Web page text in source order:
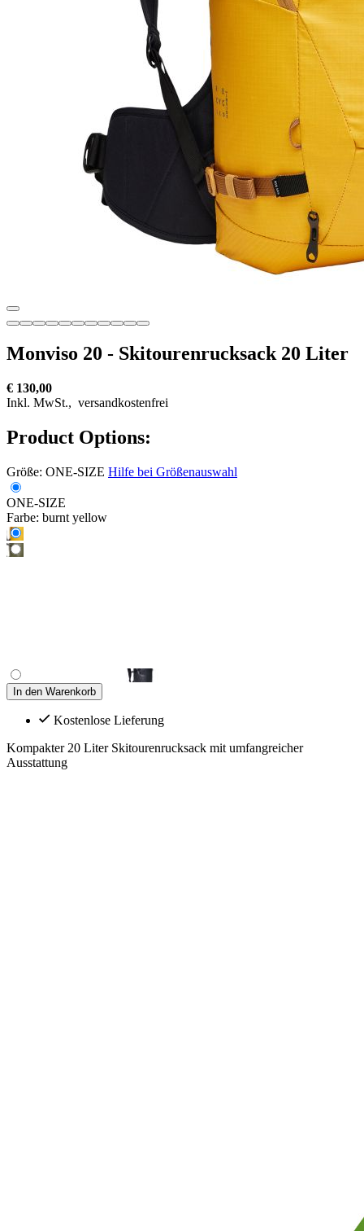
Monviso 20 - Skitourenrucksack 20 Liter
€ 130,00
Inkl. MwSt., versandkostenfrei
Product Options:
Größe: ONE-SIZE Hilfe bei Größenauswahl
ONE-SIZE
Farbe: burnt yellow
In den Warenkorb
Kostenlose Lieferung
Kompakter 20 Liter Skitourenrucksack mit umfangreicher
Ausstattung